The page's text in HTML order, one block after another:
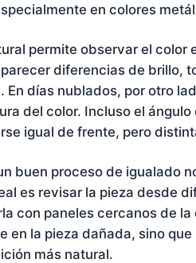
en colores
permite observar el color
diferencias de brillo,
En días nublados, por otro
del color. Incluso el
igual de frente, pero
buen proceso de igualado
es revisar la pieza desde
con paneles cercanos de
en la pieza dañada, sino
más natural.